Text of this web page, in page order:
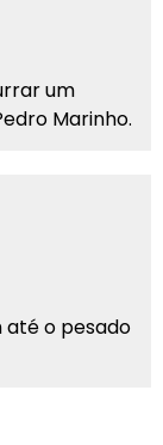
um
Marinho.
até o pesado